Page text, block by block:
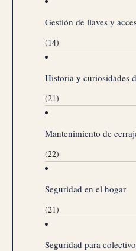
Gestión de llaves y
(14)
Historia y curiosidades
(21)
Mantenimiento de
(22)
Seguridad en el hogar
(21)
Seguridad para